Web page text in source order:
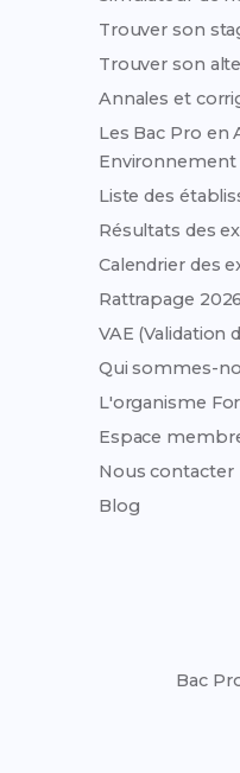
Trouver son
Trouver son
Annales et
Les Bac Pro en
Environnement
Liste des
Résultats des
Calendrier des
Rattrapage 2026
VAE (Validation
Qui sommes-
L'organisme
Espace
Nous contacter
Blog
Bac